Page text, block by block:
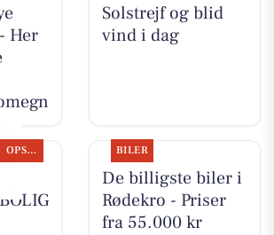
Her
Solstrejf og blid
vind i dag
OPSLAGSTAVLEN BILER
De billigste biler i
Rødekro - Priser
fra 55.000 kr